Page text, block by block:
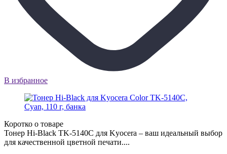
В избранное
Коротко о товаре
Тонер Hi-Black TK-5140C для Kyocera – ваш идеальный выбор
для качественной цветной печати....